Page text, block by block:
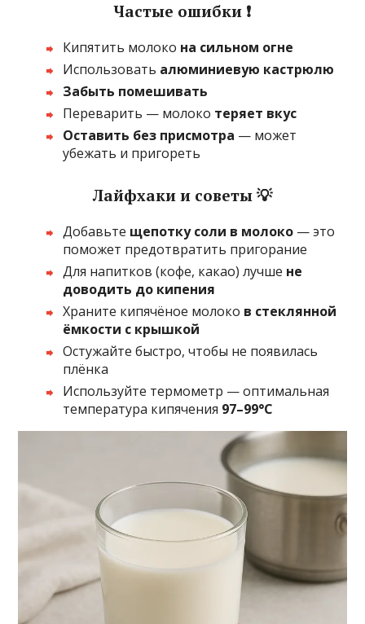
Частые ошибки ❗
Кипятить молоко на сильном огне
Использовать алюминиевую кастрюлю
Забыть помешивать
Переварить — молоко теряет вкус
Оставить без присмотра — может
убежать и пригореть
Лайфхаки и советы 💡
Добавьте щепотку соли в молоко — это
поможет предотвратить пригорание
Для напитков (кофе, какао) лучше не
доводить до кипения
Храните кипячёное молоко в стеклянной
ёмкости с крышкой
Остужайте быстро, чтобы не появилась
плёнка
Используйте термометр — оптимальная
температура кипячения 97–99°C